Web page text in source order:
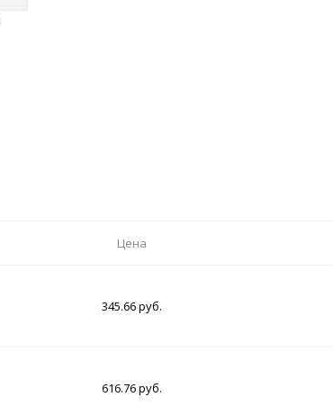
Цена
345.66 руб.
616.76 руб.